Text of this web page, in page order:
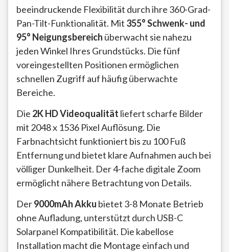
beeindruckende Flexibilität durch ihre 360-Grad-
Pan-Tilt-Funktionalität. Mit 355° Schwenk- und
95° Neigungsbereich überwacht sie nahezu
jeden Winkel Ihres Grundstücks. Die fünf
voreingestellten Positionen ermöglichen
schnellen Zugriff auf häufig überwachte
Bereiche.
Die 2K HD Videoqualität liefert scharfe Bilder
mit 2048 x 1536 Pixel Auflösung. Die
Farbnachtsicht funktioniert bis zu 100 Fuß
Entfernung und bietet klare Aufnahmen auch bei
völliger Dunkelheit. Der 4-fache digitale Zoom
ermöglicht nähere Betrachtung von Details.
Der9000mAh Akku bietet 3-8 Monate Betrieb
ohne Aufladung, unterstützt durch USB-C
Solarpanel Kompatibilität. Die kabellose
Installation macht die Montage einfach und